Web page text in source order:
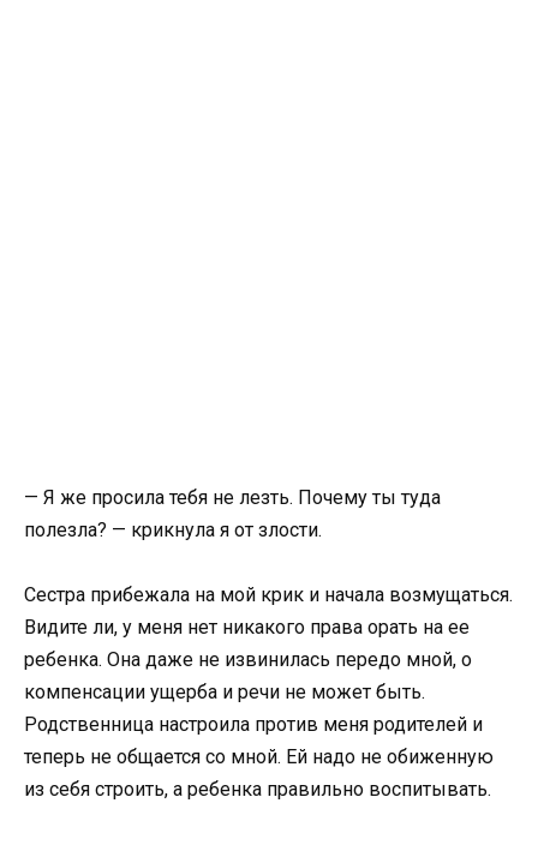
— Я же просила тебя не лезть. Почему ты туда
полезла? — крикнула я от злости.
Сестра прибежала на мой крик и начала возмущаться.
Видите ли, у меня нет никакого права орать на ее
ребенка. Она даже не извинилась передо мной, о
компенсации ущерба и речи не может быть.
Родственница настроила против меня родителей и
теперь не общается со мной. Ей надо не обиженную
из себя строить, а ребенка правильно воспитывать.